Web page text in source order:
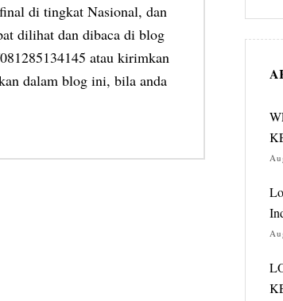
di tingkat Nasional, dan
dilihat dan dibaca di blog
atau kirimkan
dalam blog ini, bila anda